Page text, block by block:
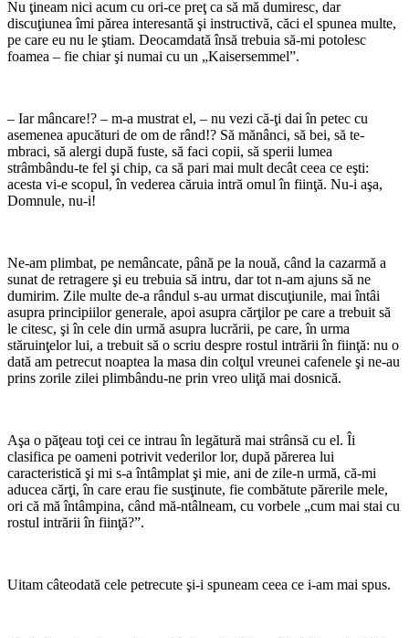
Nu ţineam nici acum cu ori-ce preţ ca să mă dumiresc, dar
discuţiunea îmi părea interesantă şi instructivă, căci el spunea multe,
pe care eu nu le ştiam. Deocamdată însă trebuia să-mi potolesc
foamea – fie chiar şi numai cu un „Kaisersemmel”.
– Iar mâncare!? – m-a mustrat el, – nu vezi că-ţi dai în petec cu
asemenea apu­cături de om de rând!? Să mănânci, să bei, să te-
mbraci, să alergi după fuste, să faci copii, să sperii lumea
strâmbându-te fel şi chip, ca să pari mai mult decât ceea ce eşti:
acesta vi-e scopul, în vederea căruia intră omul în fiinţă. Nu-i aşa,
Domnule, nu-i!
Ne-am plimbat, pe nemâncate, până pe la nouă, când la cazarmă a
sunat de re­tragere şi eu trebuia să intru, dar tot n-am ajuns să ne
dumirim. Zile multe de-a rândul s-au urmat discuţiunile, mai întâi
asupra principiilor generale, apoi asupra cărţilor pe care a trebuit să
le citesc, şi în cele din urmă asupra lucrării, pe care, în urma
stăruinţelor lui, a trebuit să o scriu despre rostul intrării în fiinţă: nu o
dată am petrecut noaptea la masa din colţul vreunei cafenele şi ne-au
prins zo­rile zilei plimbându-ne prin vreo uliţă mai dosnică.
Aşa o păţeau toţi cei ce intrau în le­gătură mai strânsă cu el. Îi
clasifica pe oameni potrivit vederilor lor, după părerea lui
caracteristică şi mi s-a întâmplat şi mie, ani de zile-n urmă, că-mi
aducea cărţi, în care erau fie susţinute, fie combătute părerile mele,
ori că mă întâmpina, când mă-ntâlneam, cu vorbele „cum mai stai cu
rostul intrării în fiinţă?”.
Uitam câteodată cele petrecute şi-i spuneam ceea ce i-am mai spus.